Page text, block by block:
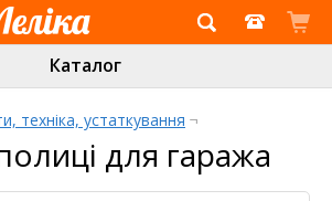
Інтернет-
магазинКаталог
техніка, устаткування ¬
для гаража